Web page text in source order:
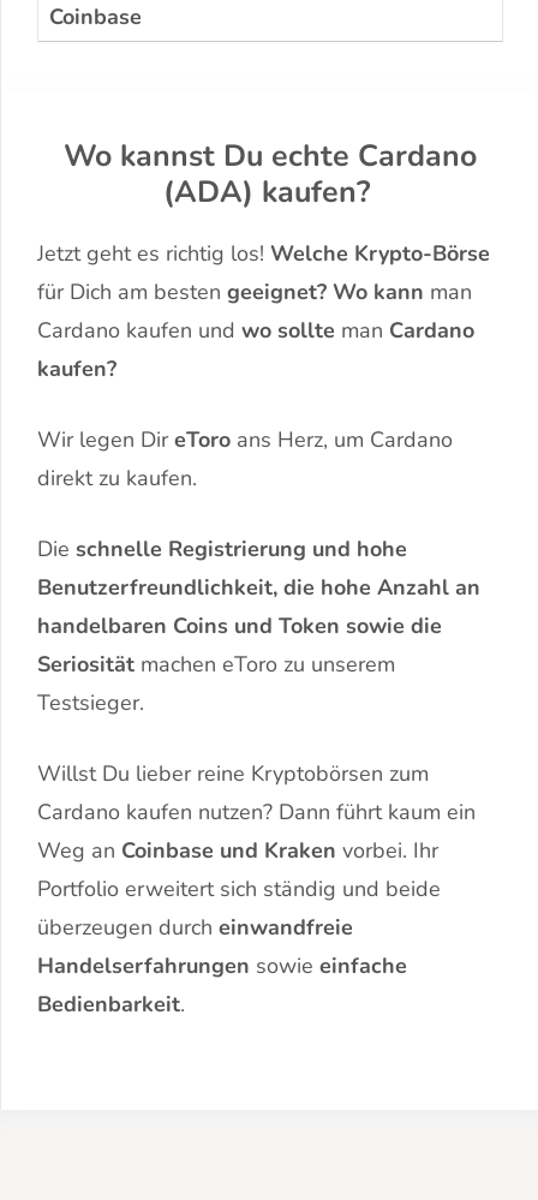
Coinbase
Wo kannst Du echte Cardano
(ADA) kaufen?
Jetzt geht es richtig los! Welche Krypto-Börse
für Dich am besten geeignet? Wo kann man
Cardano kaufen und wo sollte man Cardano
kaufen?
Wir legen DireToro ans Herz, um Cardano
direkt zu kaufen.
Die schnelle Registrierung und hohe
Benutzerfreundlichkeit, die hohe Anzahl an
handelbaren Coins und Token sowie die
Seriosität machen eToro zu unserem
Testsieger.
Willst Du lieber reine Kryptobörsen zum
Cardano kaufen nutzen? Dann führt kaum ein
Weg an Coinbase und Kraken vorbei. Ihr
Portfolio erweitert sich ständig und beide
überzeugen durch einwandfreie
Handelserfahrungen sowie einfache
Bedienbarkeit.